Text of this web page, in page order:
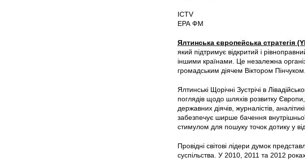
ICTV
ЕРА ФМ
Ялтинська європейська стратегія
який підтримує відкритий і
іншими країнами. Це незалежна
громадським діячем Віктором Пінчуком.
Ялтинські Щорічні Зустрічі в
поглядів щодо шляхів розвитку
державних діячів, журналістів,
забезпечує ширше бачення внутрішньої
стимулом для пошуку точок дотику у
Провідні світові лідери думок
суспільства. У 2010, 2011 та 2012